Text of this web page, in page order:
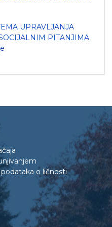
UPRAVLJANJA
PITANJIMA
o ličnosti